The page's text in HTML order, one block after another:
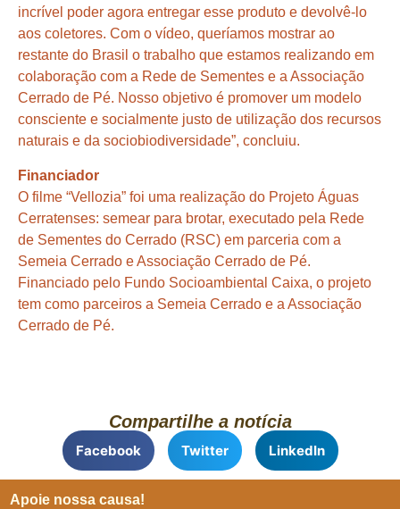
incrível poder agora entregar esse produto e devolvê-lo
aos coletores. Com o vídeo, queríamos mostrar ao
restante do Brasil o trabalho que estamos realizando em
colaboração com a Rede de Sementes e a Associação
Cerrado de Pé. Nosso objetivo é promover um modelo
consciente e socialmente justo de utilização dos recursos
naturais e da sociobiodiversidade”, concluiu.
Financiador
O filme “Vellozia” foi uma realização do Projeto Águas
Cerratenses: semear para brotar, executado pela Rede
de Sementes do Cerrado (RSC) em parceria com a
Semeia Cerrado e Associação Cerrado de Pé.
Financiado pelo Fundo Socioambiental Caixa, o projeto
tem como parceiros a Semeia Cerrado e a Associação
Cerrado de Pé.
Compartilhe a notícia
Facebook Twitter LinkedIn
Apoie nossa causa!